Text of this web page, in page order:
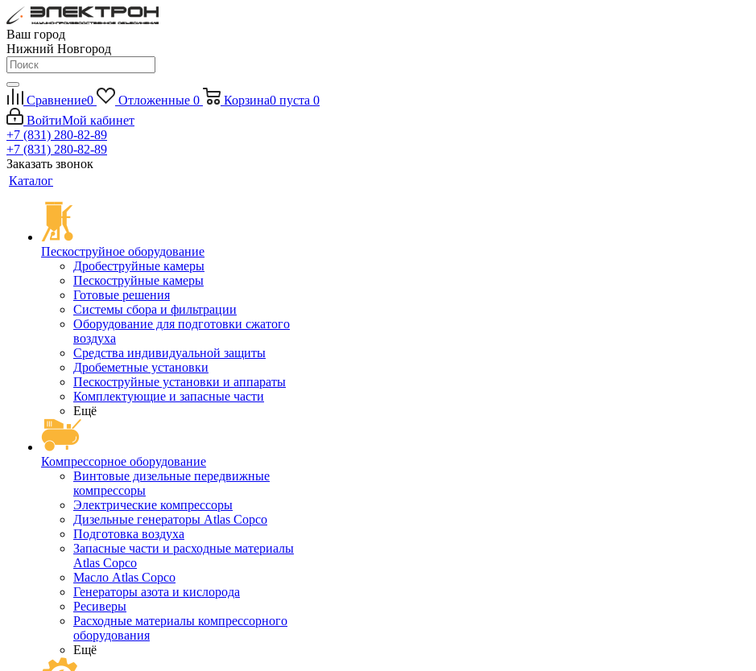
Ваш город
Нижний Новгород
Сравнение0 Отложенные 0 Корзина0 пуста 0
ВойтиМой кабинет
+7 (831) 280-82-89
+7 (831) 280-82-89
Заказать звонок
Каталог
Пескоструйное оборудование
Дробеструйные камеры
Пескоструйные камеры
Готовые решения
Системы сбора и фильтрации
Оборудование для подготовки сжатого
воздуха
Средства индивидуальной защиты
Дробеметные установки
Пескоструйные установки и аппараты
Комплектующие и запасные части
Ещё
Компрессорное оборудование
Винтовые дизельные передвижные
компрессоры
Электрические компрессоры
Дизельные генераторы Atlas Copco
Подготовка воздуха
Запасные части и расходные материалы
Atlas Copco
Масло Atlas Copco
Генераторы азота и кислорода
Ресиверы
Расходные материалы компрессорного
оборудования
Ещё